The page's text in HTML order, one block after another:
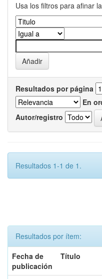
Usa los filtros para afinar
Resultados por página
En
Autor/registro
Resultados 1-1 de 1.
Resultados por ítem:
Fecha de
publicación
Título